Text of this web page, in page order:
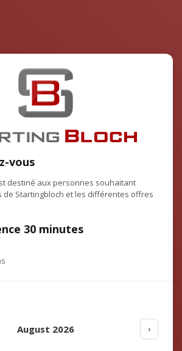
vous
destiné aux personnes souhaitant
de Startingbloch et les différentes offres
30 minutes
August 2026 ›